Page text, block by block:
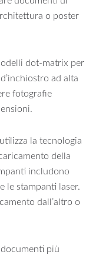
o poster
dot-matrix per
ad alta
fotografie
la tecnologia
della
includono
le stampanti laser.
dall’altro o
più